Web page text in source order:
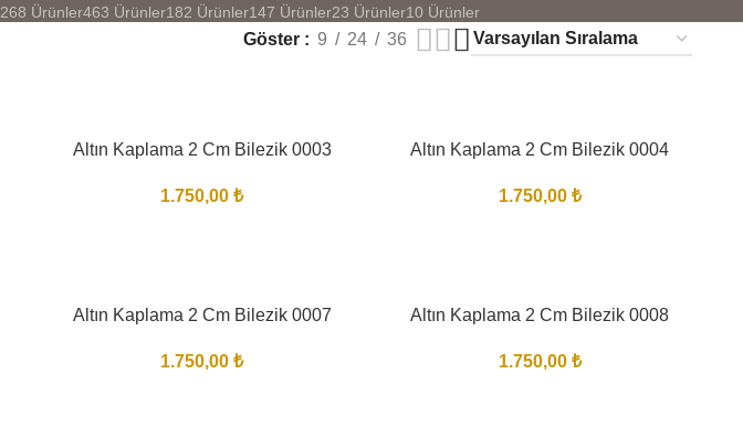
268 Ürünler463 Ürünler182 Ürünler147 Ürünler23 Ürünler10 Ürünler
Göster 9 24 36
Altın Kaplama 2 Cm Bilezik 0003
1.750,00₺
Altın Kaplama 2 Cm Bilezik 0004
1.750,00 ₺
Altın Kaplama 2 Cm Bilezik 0007
1.750,00₺
Altın Kaplama 2 Cm Bilezik 0008
1.750,00 ₺